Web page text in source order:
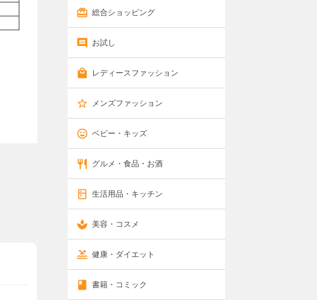
総合ショッピング
お試し
レディースファッション
メンズファッション
ベビー・キッズ
グルメ・食品・お酒
生活用品・キッチン
美容・コスメ
健康・ダイエット
書籍・コミック